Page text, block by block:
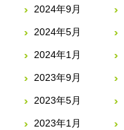
2024年9月
2024年5月
2024年1月
2023年9月
2023年5月
2023年1月